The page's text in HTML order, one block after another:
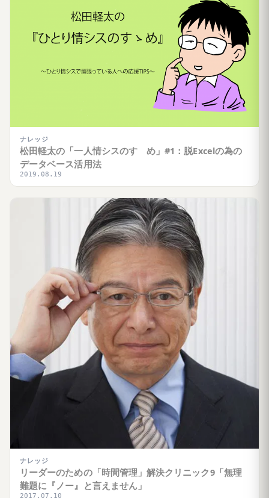
ナレッジ
松田軽太の「一人情シスのすゝめ」#1：脱Excelの為の
データベース活用法
2019.08.19
ナレッジ
リーダーのための「時間管理」解決クリニック9「無理
難題に『ノー』と言えません」
2017.07.10